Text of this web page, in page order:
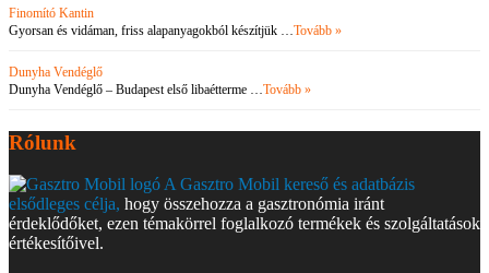
Finomító Kantin
Gyorsan és vidáman, friss alapanyagokból készítjük …Tovább »
Dunyha Vendéglő
Dunyha Vendéglő – Budapest első libaétterme …Tovább »
Rólunk
A Gasztro Mobil kereső és adatbázis
elsődleges célja, hogy összehozza a gasztronómia iránt
érdeklődőket, ezen témakörrel foglalkozó termékek és szolgáltatások
értékesítőivel.